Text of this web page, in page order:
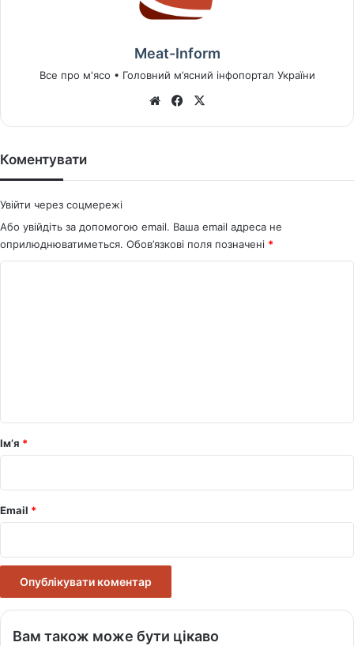
Meat-Inform
Все про м'ясо • Головний м’ясний інфопортал України
We
Fa
Коментувати
Увійти через соцмережі
Або увійдіть за допомогою email. Ваша email адреса не
оприлюднюватиметься. Обов’язкові поля позначені *
р
*
Ім’я *
Email *
Вам також може бути цікаво